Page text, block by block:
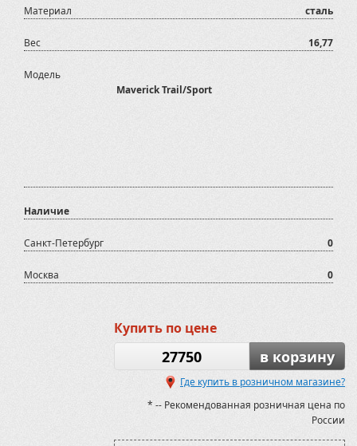
Материал сталь
Вес 16,77
Модель
Maverick Trail/Sport
Наличие
Санкт-Петербург 0
Москва 0
Купить по цене
27750 в корзину
Где купить в розничном магазине?
* -- Рекомендованная розничная цена по
России